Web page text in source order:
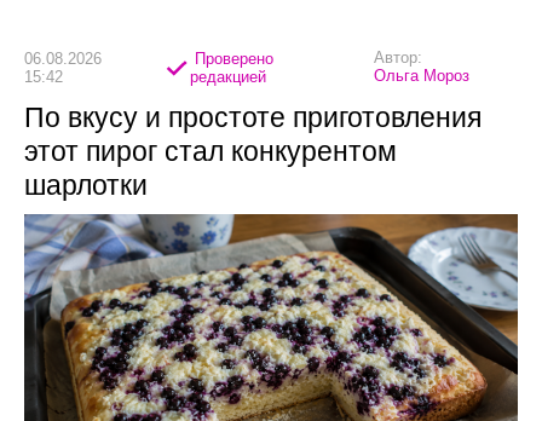
06.08.2026
15:42
Проверено
редакцией
Автор:
Ольга Мороз
По вкусу и простоте приготовления
этот пирог стал конкурентом
шарлотки